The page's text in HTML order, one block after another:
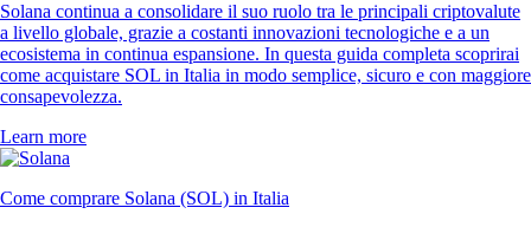
Solana continua a consolidare il suo ruolo tra le principali criptovalute
a livello globale, grazie a costanti innovazioni tecnologiche e a un
ecosistema in continua espansione. In questa guida completa scoprirai
come acquistare SOL in Italia in modo semplice, sicuro e con maggiore
consapevolezza.
Learn more
Come comprare Solana (SOL) in Italia